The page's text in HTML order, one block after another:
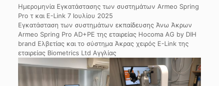
Ημερομηνία Εγκατάστασης των συστημάτων Armeo Spring
Pro τ και E-Link 7 Ιουλίου 2025
Eγκατάσταση των συστημάτων εκπαίδευσης Άνω Άκρων
Armeo Spring Pro AD+PE της εταιρείας Hocoma AG by DIH
brand Ελβετίας και το σύστημα Άκρας χειρός E-Link της
εταιρείας Biometrics Ltd Αγγλίας